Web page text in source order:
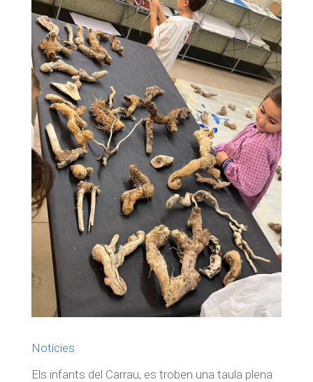
Notícies
Els infants del Carrau, es troben una taula plena